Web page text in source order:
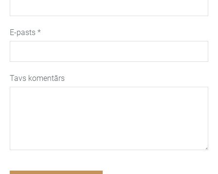
E-pasts *
Tavs komentārs